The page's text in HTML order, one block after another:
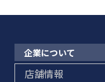
企業について
店舗情報